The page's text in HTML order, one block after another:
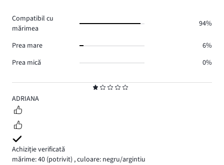
1
ADRIANA
Achiziție verificată
mărime: 40 (potrivit) ,culoare: negru/argintiu
Compatibil cu
mărimea
94%
Prea mare
6%
Prea mică
0%